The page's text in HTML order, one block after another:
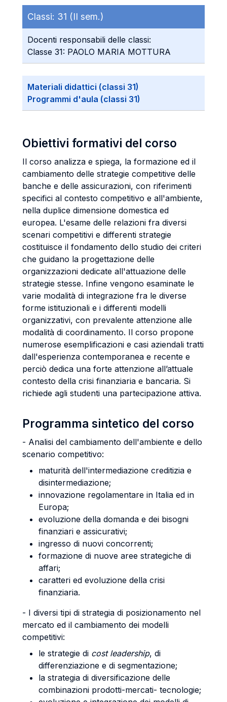
Classi: 31 (II sem.)
Docenti responsabili delle classi:
Classe 31: PAOLO MARIA MOTTURA
Materiali didattici (classi 31)
Programmi d'aula (classi 31)
Obiettivi formativi del corso
Il corso analizza e spiega, la formazione ed il
cambiamento delle strategie competitive delle
banche e delle assicurazioni, con riferimenti
specifici al contesto competitivo e all'ambiente,
nella duplice dimensione domestica ed
europea. L'esame delle relazioni fra diversi
scenari competitivi e differenti strategie
costituisce il fondamento dello studio dei criteri
che guidano la progettazione delle
organizzazioni dedicate all'attuazione delle
strategie stesse. Infine vengono esaminate le
varie modalità di integrazione fra le diverse
forme istituzionali e i differenti modelli
organizzativi, con prevalente attenzione alle
modalità di coordinamento. Il corso propone
numerose esemplificazioni e casi aziendali tratti
dall'esperienza contemporanea e recente e
perciò dedica una forte attenzione all’attuale
contesto della crisi finanziaria e bancaria. Si
richiede agli studenti una partecipazione attiva.
Programma sintetico del corso
- Analisi del cambiamento dell'ambiente e dello
scenario competitivo:
maturità dell'intermediazione creditizia e
disintermediazione;
innovazione regolamentare in Italia ed in
Europa;
evoluzione della domanda e dei bisogni
finanziari e assicurativi;
ingresso di nuovi concorrenti;
formazione di nuove aree strategiche di
affari;
caratteri ed evoluzione della crisi
finanziaria.
- I diversi tipi di strategia di posizionamento nel
mercato ed il cambiamento dei modelli
competitivi:
le strategie di cost leadership, di
differenziazione e di segmentazione;
la strategia di diversificazione delle
combinazioni prodotti-mercati- tecnologie;